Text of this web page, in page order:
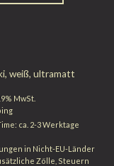
weiß, ultramatt
MwSt.
ca. 2-3 Werktage
in Nicht-EU-Länder
Zölle, Steuern